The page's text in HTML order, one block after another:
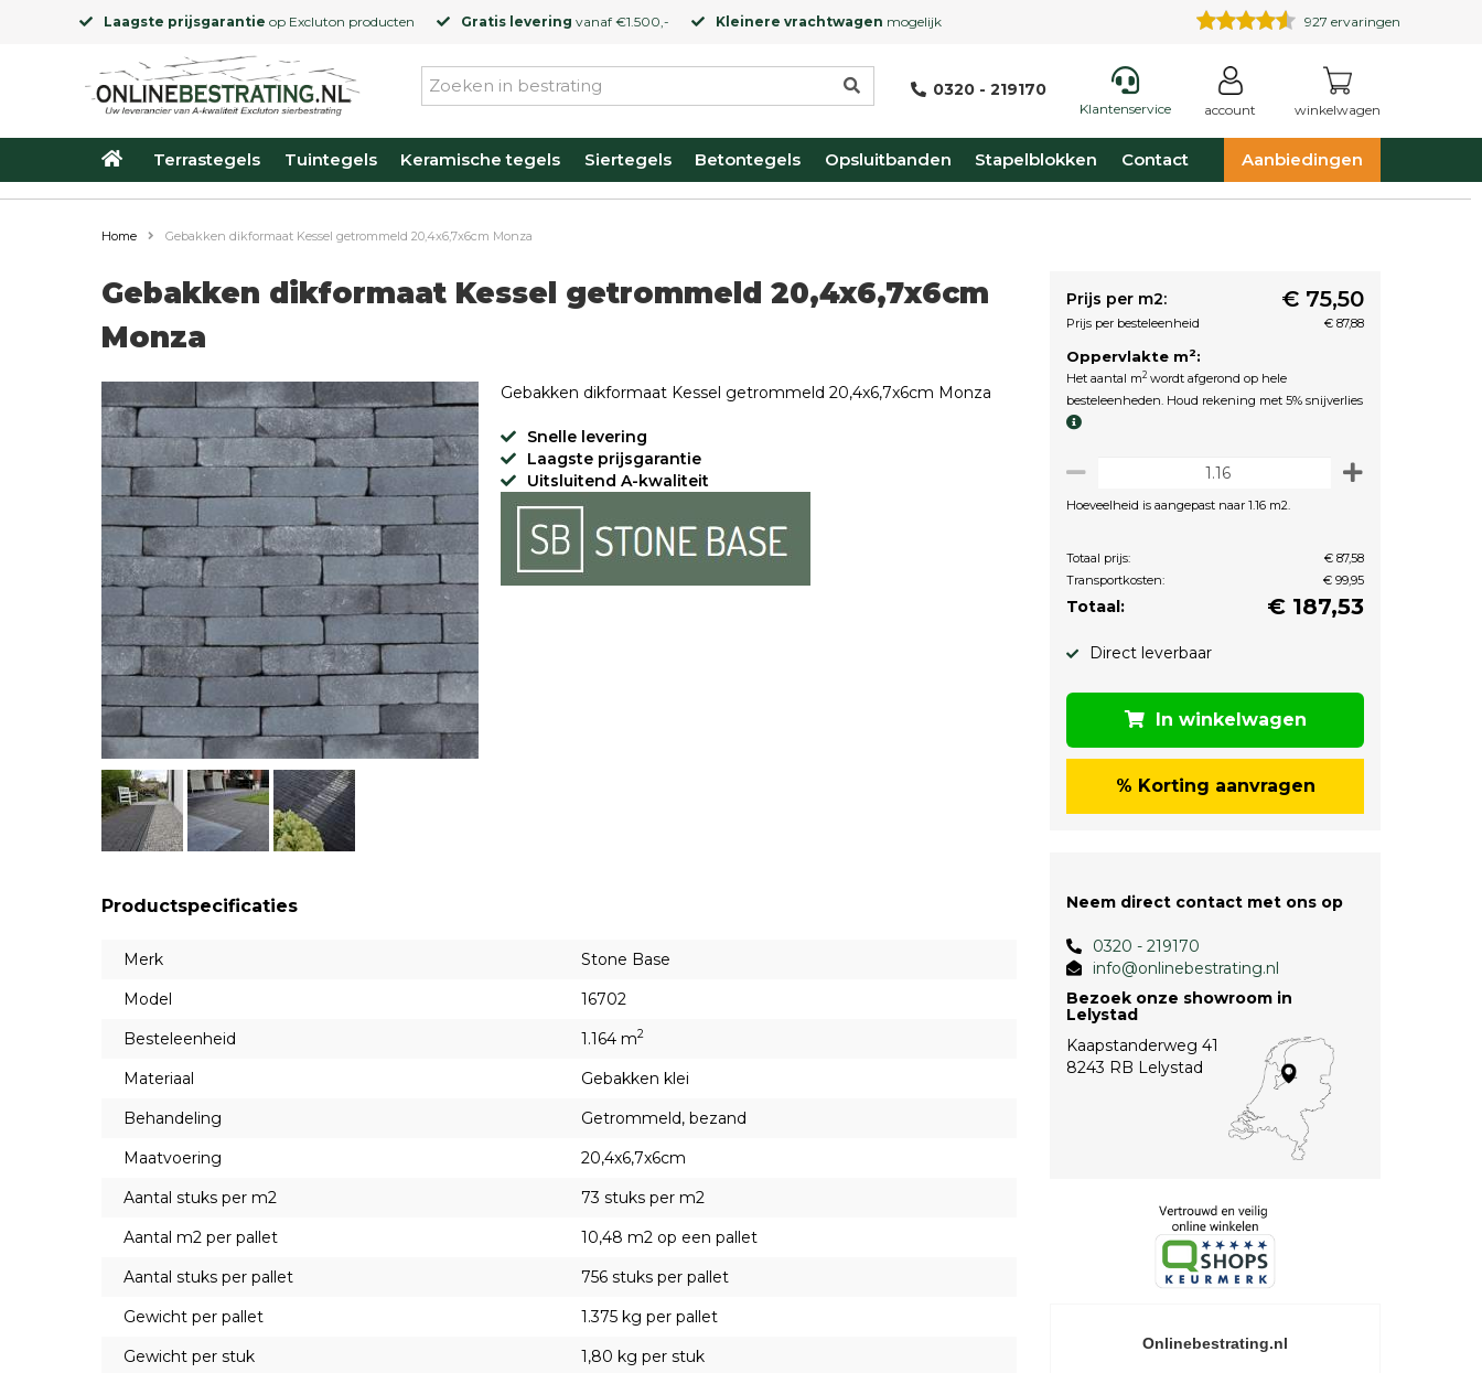
Laagste prijsgarantie op Excluton producten Gratis levering vanaf €1.500,- Kleinere vrachtwagen mogelijk 927 ervaringen
0320 - 219170
Klantenservice account winkelwagen
Terrastegels Tuintegels Keramische tegels Siertegels Betontegels Opsluitbanden Stapelblokken Contact Aanbiedingen
Home Gebakken dikformaat Kessel getrommeld 20,4x6,7x6cm Monza
Gebakken dikformaat Kessel getrommeld 20,4x6,7x6cm
Monza
Gebakken dikformaat Kessel getrommeld 20,4x6,7x6cm Monza
Snelle levering
Laagste prijsgarantie
Uitsluitend A-kwaliteit
Productspecificaties
Merk
Stone Base
Model
16702
Besteleenheid
1.164 m2
Materiaal
Gebakken klei
Behandeling
Getrommeld, bezand
Maatvoering
20,4x6,7x6cm
Aantal stuks per m2
73 stuks per m2
Aantal m2 per pallet
10,48 m2 op een pallet
Aantal stuks per pallet
756 stuks per pallet
Gewicht per pallet
1.375 kg per pallet
Gewicht per stuk
1,80 kg per stuk
Prijs per m2: € 75,50
Prijs per besteleenheid € 87,88
Oppervlakte m2:
Het aantal m2 wordt afgerond op hele
besteleenheden. Houd rekening met 5% snijverlies
Hoeveelheid is aangepast naar 1.16 m2.
Totaal prijs:
€ 87,58
Transportkosten:
€ 99,95
Totaal: € 187,53
Direct leverbaar
In winkelwagen
% Korting aanvragen
Neem direct contact met ons op
0320 - 219170
info@onlinebestrating.nl
Bezoek onze showroom in
Lelystad
Kaapstanderweg 41
8243 RB Lelystad
Onlinebestrating.nl